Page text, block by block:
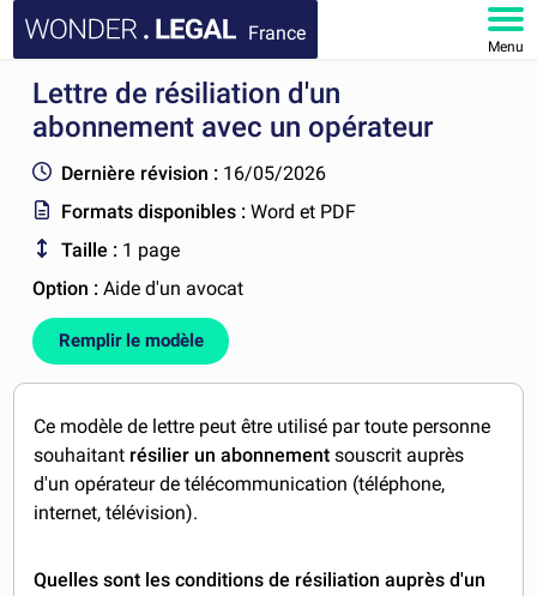
France
Menu
ACCUEIL
FAQ
MON COMPTE
Lettre de résiliation d'un
abonnement avec un opérateur
Dernière révision : 16/05/2026
Formats disponibles :Word et PDF
Taille : 1 page
Option :Aide d'un avocat
Remplir le modèle
Ce modèle de lettre peut être utilisé par toute personne
souhaitant résilier un abonnement souscrit auprès
d'un opérateur de télécommunication (téléphone,
internet, télévision).
Quelles sont les conditions de résiliation auprès d'un